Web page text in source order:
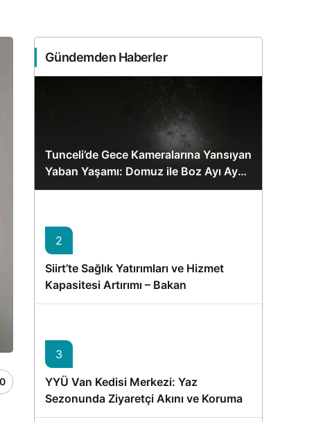
0
Gündemden Haberler
Tunceli’de Gece Kameralarına Yansıyan
Yaban Yaşamı: Domuz ile Boz Ayı Aynı
Karede
2
Siirt’te Sağlık Yatırımları ve Hizmet
Kapasitesi Artırımı – Bakan
Memişoğlu’nun Ziyareti
3
YYÜ Van Kedisi Merkezi: Yaz
Sezonunda Ziyaretçi Akını ve Koruma
Vurgusu